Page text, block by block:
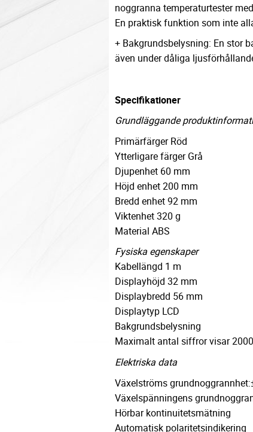
noggranna temperaturtester
En praktisk funktion som inte
+ Bakgrundsbelysning: En stor
även under dåliga
Specifikationer
Grundläggande
Primärfärger Röd
Ytterligare färger Grå
Djupenhet 60 mm
Höjd enhet 200 mm
Bredd enhet 92 mm
Viktenhet 320 g
Material ABS
Fysiska egenskaper
Kabellängd 1 m
Displayhöjd 32 mm
Displaybredd 56 mm
Displaytyp LCD
Bakgrundsbelysning
Maximalt antal siffror visar 2000
Elektriska data
Växelströms
Växelspänningens
Hörbar kontinuitetsmätning
Automatisk polaritetsindikering